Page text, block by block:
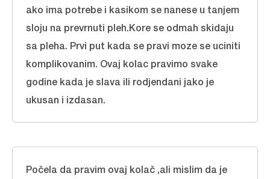
ako ima potrebe i kasikom se nanese u tanjem
sloju na prevrnuti pleh.Kore se odmah skidaju
sa pleha. Prvi put kada se pravi moze se uciniti
komplikovanim. Ovaj kolac pravimo svake
godine kada je slava ili rodjendani jako je
ukusan i izdasan.
Počela da pravim ovaj kolač ,ali mislim da je